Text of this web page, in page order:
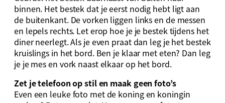
binnen. Het bestek dat je eerst nodig hebt ligt aan
de buitenkant. De vorken liggen links en de messen
en lepels rechts. Let erop hoe je je bestek tijdens het
diner neerlegt. Als je even praat dan leg je het bestek
kruislings in het bord. Ben je klaar met eten? Dan leg
je je mes en vork naast elkaar op het bord.
Zet je telefoon op stil en maak geen foto’s
Even een leuke foto met de koning en koningin